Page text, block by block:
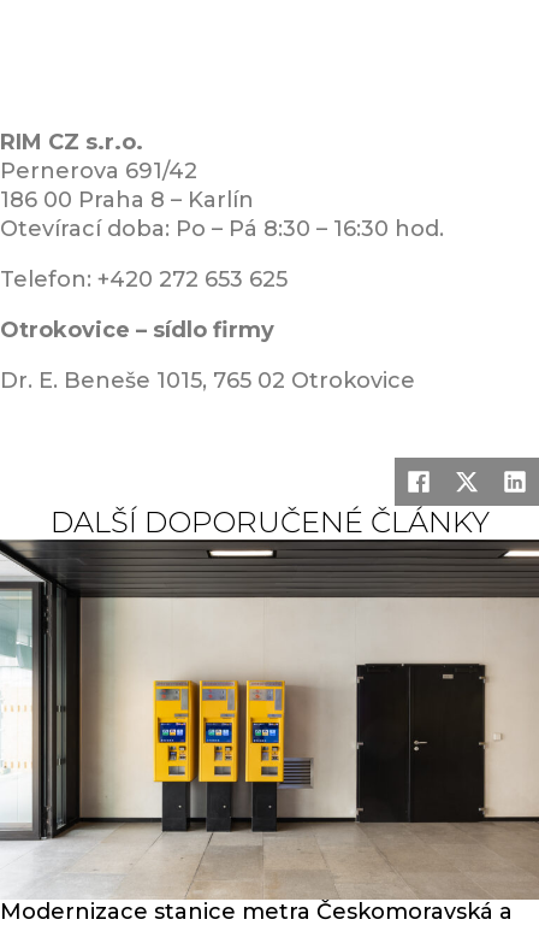
RIM CZ s.r.o.
Pernerova 691/42
186 00 Praha 8 – Karlín
Otevírací doba: Po – Pá 8:30 – 16:30 hod.
Telefon: +420 272 653 625
Otrokovice – sídlo firmy
Dr. E. Beneše 1015, 765 02 Otrokovice
DALŠÍ DOPORUČENÉ ČLÁNKY
Modernizace stanice metra Českomoravská a